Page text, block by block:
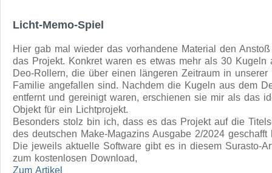
Paare von Tönen, die beim Aufheben der Karte abgespielt
Zum Artikel
Licht-Memo-Spiel
Hier gab mal wieder das vorhandene Material den
das Projekt. Konkret waren es etwas mehr als 30 Kugeln
Deo-Rollern, die über einen längeren Zeitraum in unserer